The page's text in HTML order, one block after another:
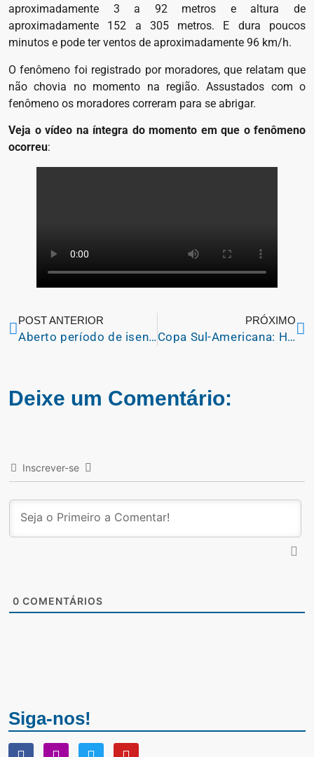
aproximadamente 3 a 92 metros e altura de
aproximadamente 152 a 305 metros. E dura poucos
minutos e pode ter ventos de aproximadamente 96 km/h.
O fenômeno foi registrado por moradores, que relatam que
não chovia no momento na região. Assustados com o
fenômeno os moradores correram para se abrigar.
Veja o vídeo na íntegra do momento em que o fenômeno
ocorreu:
POST ANTERIOR
Aberto período de isenção para o Enem 2023
PRÓXIMO
Copa Sul-Americana: Hoje têm São Paulo X Academia Puerto Cabello no SBT
Deixe um Comentário:
Inscrever-se
0 COMENTÁRIOS
Siga-nos!